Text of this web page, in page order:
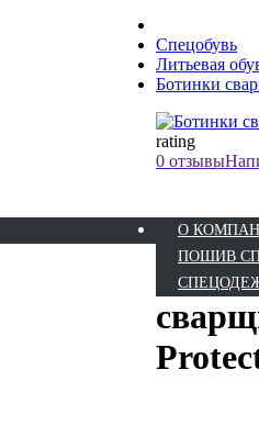
О
ПОШИВ
Спецобувь
Литьевая
Ботинки
rating
0 отзывы